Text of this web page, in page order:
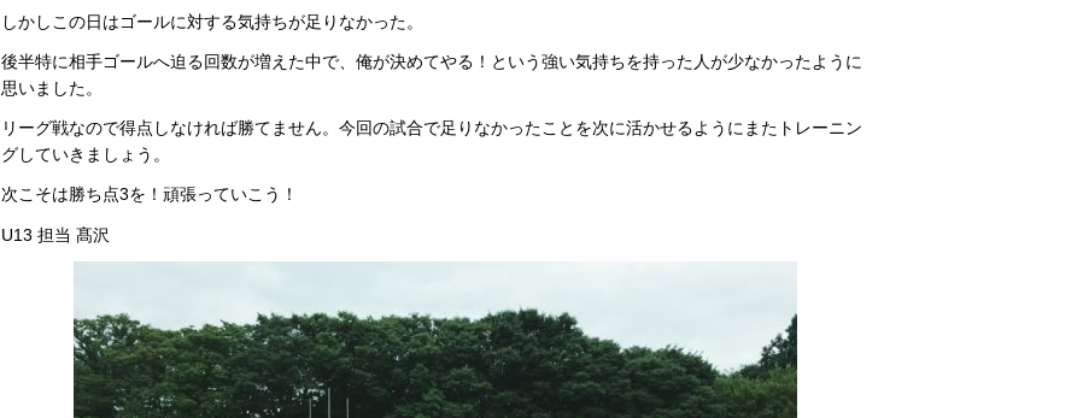
しかしこの日はゴールに対する気持ちが足りなかった。
後半特に相手ゴールへ迫る回数が増えた中で、俺が決めてやる！という強い気持ちを持った人が少なかったように
思いました。
リーグ戦なので得点しなければ勝てません。今回の試合で足りなかったことを次に活かせるようにまたトレーニン
グしていきましょう。
次こそは勝ち点3を！頑張っていこう！
U13 担当 髙沢